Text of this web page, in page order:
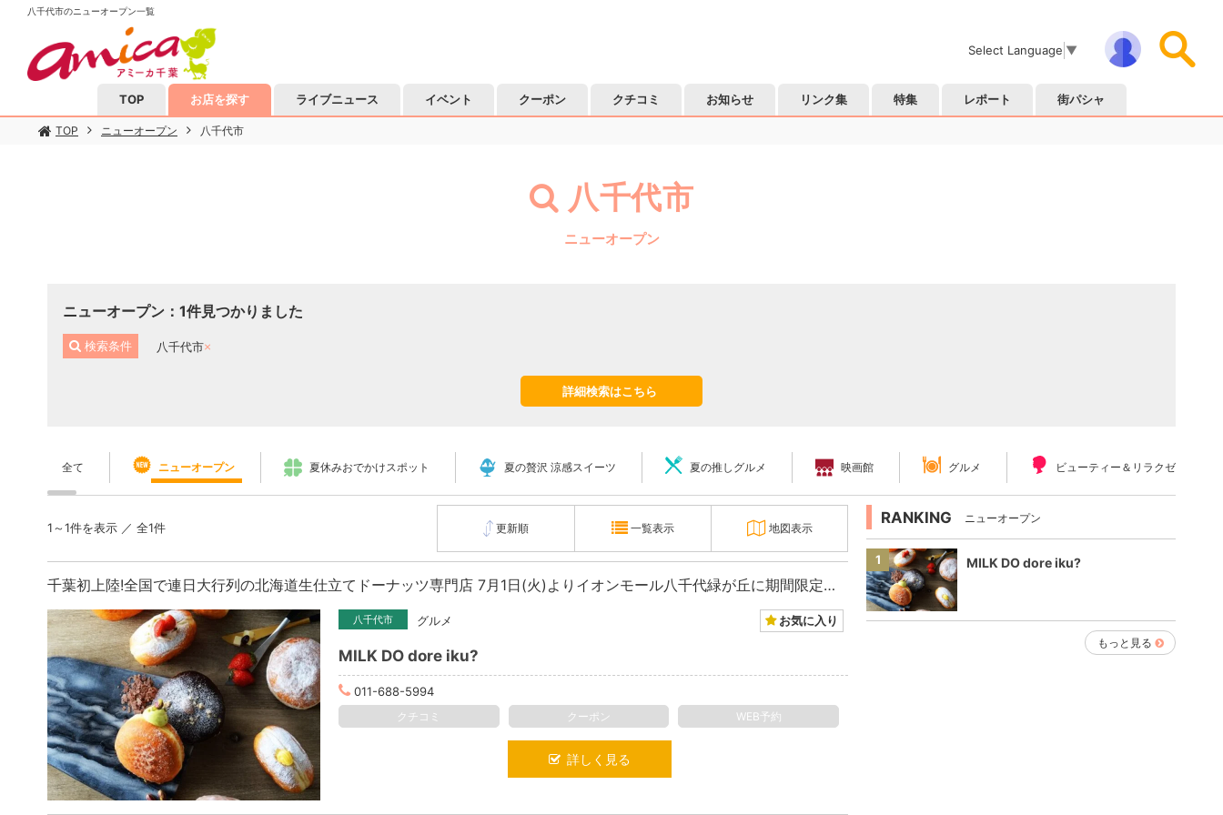
八千代市のニューオープン一覧
Select Language ▼
TOP お店を探す ライブニュース イベント クーポン クチコミ お知らせ リンク集 特集 レポート 街パシャ
TOP ニューオープン 八千代市
八千代市
ニューオープン
ニューオープン ： 1件見つかりました
検索条件 八千代市
詳細検索はこちら
全て ニューオープン 夏休みおでかけスポット 夏の贅沢 涼感スイーツ 夏の推しグルメ 映画館 グルメ ビューティー＆リラクゼーション
1～1件を表示 ／ 全1件 更新順 一覧表示 地図表示
千葉初上陸!全国で連日大行列の北海道生仕立てドーナッツ専門店 7月1日(火)よりイオンモール八千代緑が丘に期間限定オープン!
八千代市 グルメ お気に入り
MILK DO dore iku?
011-688-5994
クチコミ クーポン WEB予約
詳しく見る
RANKING ニューオープン
1 MILK DO dore iku?
もっと見る